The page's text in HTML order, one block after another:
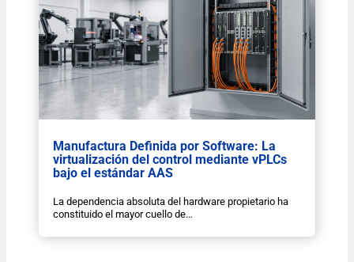
Manufactura Definida por Software: La
virtualización del control mediante vPLCs
bajo el estándar AAS
La dependencia absoluta del hardware propietario ha
constituido el mayor cuello de…